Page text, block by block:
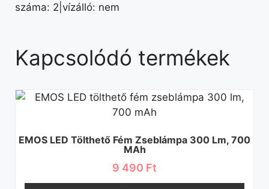
száma: 2|vízálló: nem
Kapcsolódó termékek
EMOS LED Tölthető Fém Zseblámpa 300 Lm, 700
MAh
9 490 Ft